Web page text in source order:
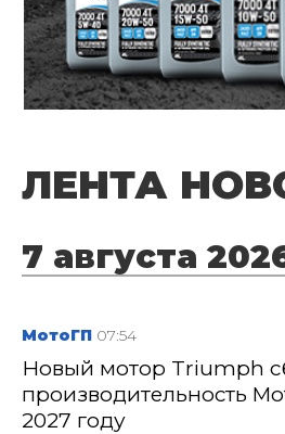
ЛЕНТА
7 августа
МотоГП 07:54
Новый мотор Triumph
производительность
2027 году